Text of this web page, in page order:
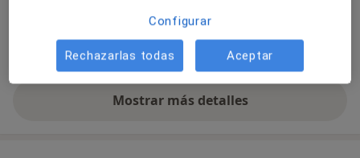
Técnica sacro-occipital
Mostrar más detalles
sobre la experiencia
Configurar
Rechazarlas todas Aceptar